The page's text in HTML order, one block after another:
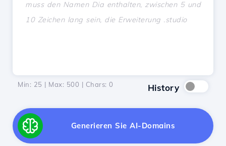
Min: 25 | Max: 500 | Chars: 0 History
Generieren Sie AI-Domains